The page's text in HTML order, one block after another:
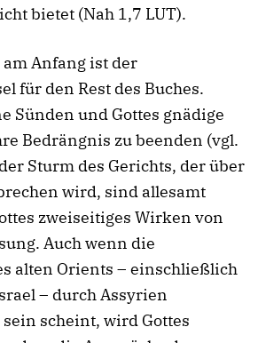
bietet (Nah 1,7 LUT).
Anfang ist der
für den Rest des Buches.
Sünden und Gottes gnädige
Bedrängnis zu beenden (vgl.
Sturm des Gerichts, der über
wird, sind allesamt
zweiseitiges Wirken von
Auch wenn die
alten Orients – einschließlich
– durch Assyrien
scheint, wird Gottes